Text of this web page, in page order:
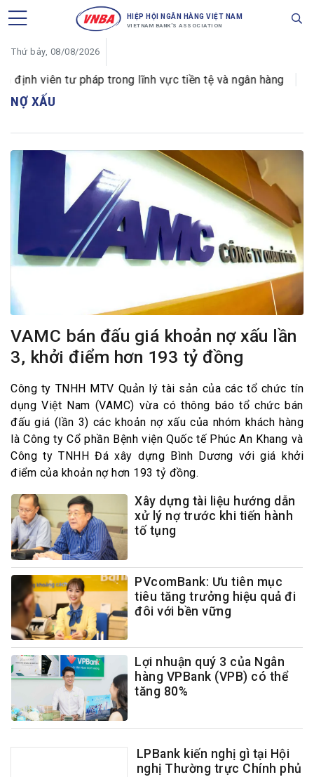
HIỆP HỘI NGÂN HÀNG VIỆT NAM
VIETNAM BANK'S ASSOCIATION
Thứ bảy, 08/08/2026
viên tư pháp trong lĩnh vực tiền tệ và ngân hàng
NỢ XẤU
VAMC bán đấu giá khoản nợ xấu lần
3, khởi điểm hơn 193 tỷ đồng
Công ty TNHH MTV Quản lý tài sản của các tổ chức tín
dụng Việt Nam (VAMC) vừa có thông báo tổ chức bán
đấu giá (lần 3) các khoản nợ xấu của nhóm khách hàng
là Công ty Cổ phần Bệnh viện Quốc tế Phúc An Khang và
Công ty TNHH Đá xây dựng Bình Dương với giá khởi
điểm của khoản nợ hơn 193 tỷ đồng.
Xây dựng tài liệu hướng dẫn
xử lý nợ trước khi tiến hành
tố tụng
PVcomBank: Ưu tiên mục
tiêu tăng trưởng hiệu quả đi
đôi với bền vững
Lợi nhuận quý 3 của Ngân
hàng VPBank (VPB) có thể
tăng 80%
LPBank kiến nghị gì tại Hội
nghị Thường trực Chính phủ